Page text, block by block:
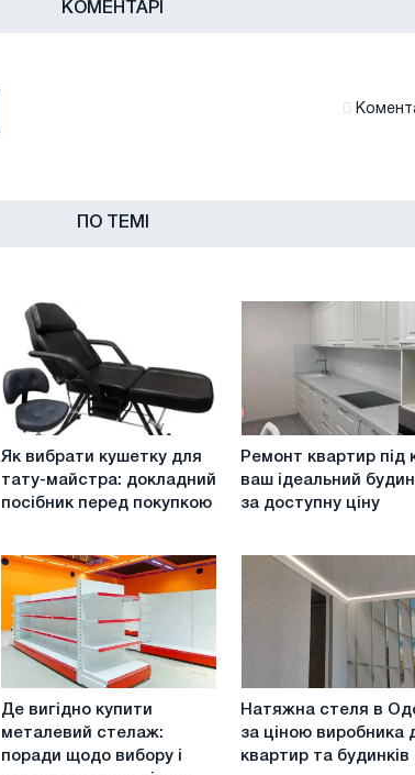
КОМЕНТАРІ
ПО ТЕМІ
вибрати
кушетку
майстра:
докладний
посібник
перед
покупкою
Як вибрати кушетку для
тату-майстра: докладний
посібник перед покупкою
ключ:
ідеальний
Ремонт квартир під
ваш ідеальний
за доступну ціну
Де
вигідно
металевий
Де вигідно купити
металевий стелаж:
поради щодо вибору і
Натяжна
стеля
Одесі
Натяжна стеля в
за ціною виробника
квартир та будинків